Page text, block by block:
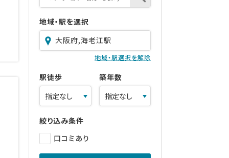
地域・駅を選択
大阪府,海老江駅
地域・駅選択を解除
駅徒歩 築年数
絞り込み条件
口コミあり